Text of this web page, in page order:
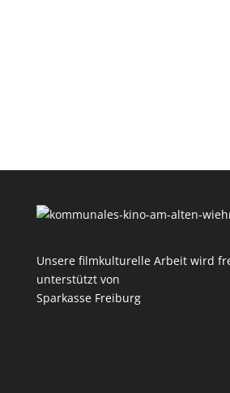
Unsere filmkulturelle Arbeit wird
unterstützt von
Sparkasse Freiburg